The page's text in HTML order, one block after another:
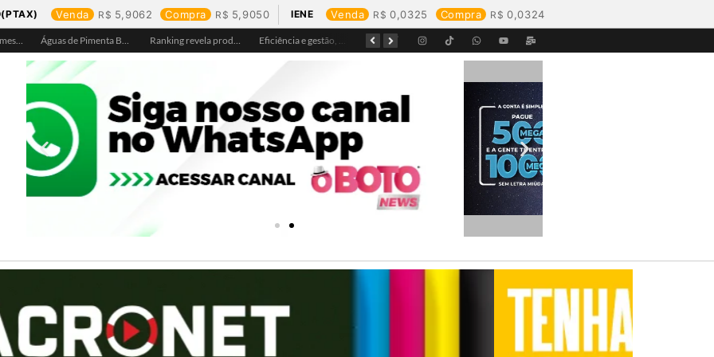
Venda 5,9062 Compra 5,9050 IENE Venda 0,0325 Compra 0,0324
Águas de Ariquemes leva atendimento itinerante e orientações ao Distrito de Bom Futuro neste sábado, 25 Águas de Pimenta Bueno amplia rede de abastecimento e leva água tratada para moradores da região do aeroporto Ranking revela produtos mais comprados em cada estado e aponta drone como destaque em Rondônia Eficiência e gestão, Buritis se torna referência em controle de perdas de água Equipes da Aegea Rondônia passam por treinamento de prevenção e combate a princípios de incêndio e segurança no trabalho com inflamáveis